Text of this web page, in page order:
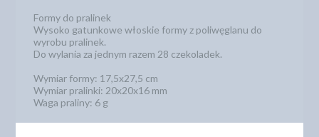
Formy do pralinek
Wysoko gatunkowe włoskie formy z poliwęglanu do
wyrobu pralinek.
Do wylania za jednym razem 28 czekoladek.
Wymiar formy: 17,5x27,5 cm
Wymiar pralinki: 20x20x16 mm
Waga praliny: 6 g
Numer katalogowy: 2003, MA2003, 12003